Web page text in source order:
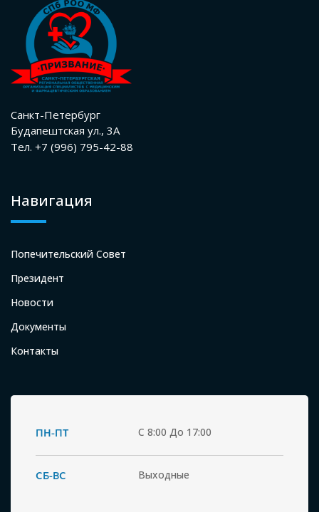
Санкт-Петербург
Будапештская ул., 3А
Тел. +7 (996) 795-42-88
Навигация
Попечительский Совет
Президент
Новости
Документы
Контакты
ПН-ПТ С 8:00 До 17:00
СБ-ВС Выходные